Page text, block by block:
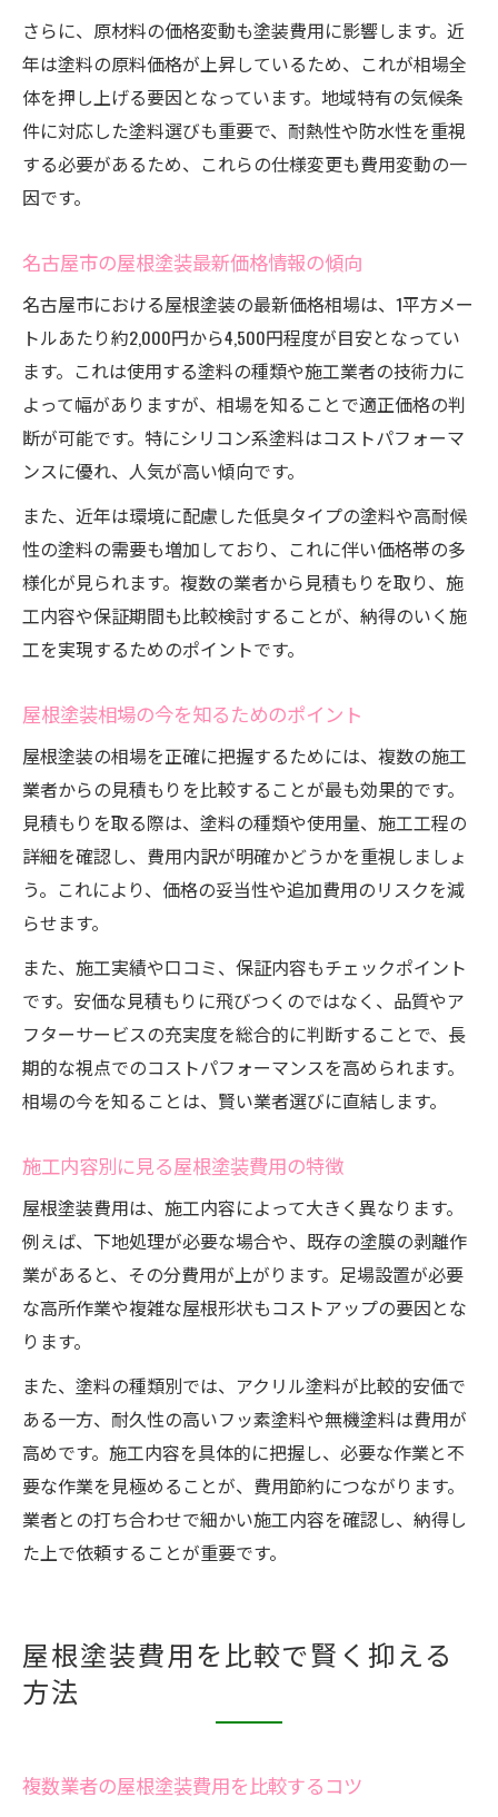
屋根塗装が相場より高くなる理由とは
屋根塗装費用が高額化する主な要因
相場より高い屋根塗装の理由を知る
屋根塗装で追加費用が発生するケース
屋根塗装相場を上回る事例の特徴
さらに、原材料の価格変動も塗装費用に影響します。近
年は塗料の原料価格が上昇しているため、これが相場全
体を押し上げる要因となっています。地域特有の気候条
件に対応した塗料選びも重要で、耐熱性や防水性を重視
する必要があるため、これらの仕様変更も費用変動の一
因です。
名古屋市の屋根塗装最新価格情報の傾向
名古屋市における屋根塗装の最新価格相場は、1平方メー
トルあたり約2,000円から4,500円程度が目安となってい
ます。これは使用する塗料の種類や施工業者の技術力に
よって幅がありますが、相場を知ることで適正価格の判
断が可能です。特にシリコン系塗料はコストパフォーマ
ンスに優れ、人気が高い傾向です。
また、近年は環境に配慮した低臭タイプの塗料や高耐候
性の塗料の需要も増加しており、これに伴い価格帯の多
様化が見られます。複数の業者から見積もりを取り、施
工内容や保証期間も比較検討することが、納得のいく施
工を実現するためのポイントです。
屋根塗装相場の今を知るためのポイント
屋根塗装の相場を正確に把握するためには、複数の施工
業者からの見積もりを比較することが最も効果的です。
見積もりを取る際は、塗料の種類や使用量、施工工程の
詳細を確認し、費用内訳が明確かどうかを重視しましょ
う。これにより、価格の妥当性や追加費用のリスクを減
らせます。
また、施工実績や口コミ、保証内容もチェックポイント
です。安価な見積もりに飛びつくのではなく、品質やア
フターサービスの充実度を総合的に判断することで、長
期的な視点でのコストパフォーマンスを高められます。
相場の今を知ることは、賢い業者選びに直結します。
施工内容別に見る屋根塗装費用の特徴
屋根塗装費用は、施工内容によって大きく異なります。
例えば、下地処理が必要な場合や、既存の塗膜の剥離作
業があると、その分費用が上がります。足場設置が必要
な高所作業や複雑な屋根形状もコストアップの要因とな
ります。
また、塗料の種類別では、アクリル塗料が比較的安価で
ある一方、耐久性の高いフッ素塗料や無機塗料は費用が
高めです。施工内容を具体的に把握し、必要な作業と不
要な作業を見極めることが、費用節約につながります。
業者との打ち合わせで細かい施工内容を確認し、納得し
た上で依頼することが重要です。
屋根塗装費用を比較で賢く抑える
方法
複数業者の屋根塗装費用を比較するコツ